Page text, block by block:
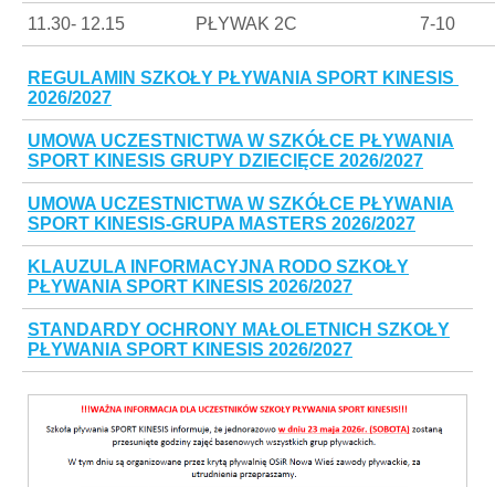
11.30- 12.15 PŁYWAK 2C 7-10
REGULAMIN SZKOŁY PŁYWANIA SPORT KINESIS
2026/2027
UMOWA UCZESTNICTWA W SZKÓŁCE PŁYWANIA
SPORT KINESIS GRUPY DZIECIĘCE 2026/2027
UMOWA UCZESTNICTWA W SZKÓŁCE PŁYWANIA
SPORT KINESIS-GRUPA MASTERS 2026/2027
KLAUZULA INFORMACYJNA RODO SZKOŁY
PŁYWANIA SPORT KINESIS 2026/2027
STANDARDY OCHRONY MAŁOLETNICH SZKOŁY
PŁYWANIA SPORT KINESIS 2026/2027